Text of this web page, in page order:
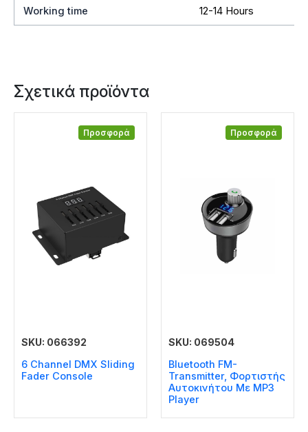
Working time 12-14 Hours
Σχετικά προϊόντα
Προσφορά
SKU: 066392
6 Channel DMX Sliding
Fader Console
Προσφορά
SKU: 069504
Bluetooth FM-
Transmitter, Φορτιστής
Αυτοκινήτου Με MP3
Player